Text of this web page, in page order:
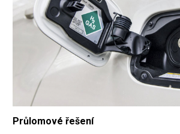
Průlomové řešení